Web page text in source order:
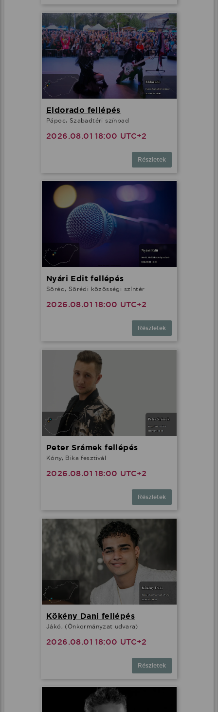
Eldorado fellépés
Pápoc, Szabadtéri színpad
2026.08.01 18:00 UTC+2
Részletek
Nyári Edit fellépés
Söréd, Sörédi közösségi színtér
2026.08.01 18:00 UTC+2
Részletek
Peter Srámek fellépés
Kóny, Bika fesztivál
2026.08.01 18:00 UTC+2
Részletek
Kökény Dani fellépés
Jákó, (Önkormányzat udvara)
2026.08.01 18:00 UTC+2
Részletek